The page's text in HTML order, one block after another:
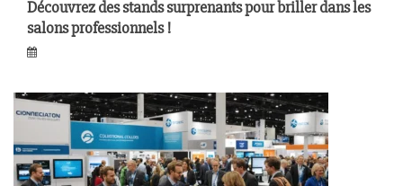
Découvrez des stands surprenants pour briller dans les
salons professionnels !